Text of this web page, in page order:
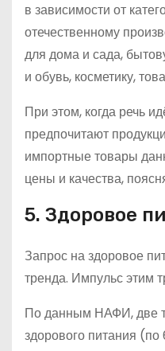
в зависимости от
отечественному
для дома и сада,
и обувь, косметику,
При этом, когда речь
предпочитают
импортные товары
цены и качества,
5. Здоровое
Запрос на здоровое
тренда. Импульс этим
По данным НАФИ, две
здорового питания (по